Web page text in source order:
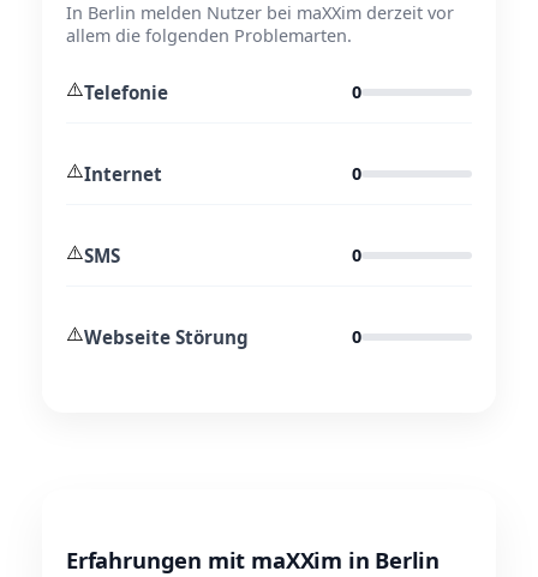
In Berlin melden Nutzer bei maXXim derzeit vor
allem die folgenden Problemarten.
⚠️Telefonie 0
⚠️Internet 0
⚠️SMS 0
⚠️Webseite Störung 0
Erfahrungen mit maXXim in Berlin